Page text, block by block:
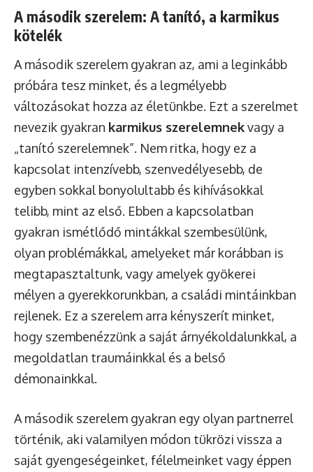
A második szerelem: A tanító, a karmikus
kötelék
A második szerelem gyakran az, ami a leginkább
próbára tesz minket, és a legmélyebb
változásokat hozza az életünkbe. Ezt a szerelmet
nevezik gyakran karmikus szerelemnekvagy a
„tanító szerelemnek”. Nem ritka, hogy ez a
kapcsolat intenzívebb, szenvedélyesebb, de
egyben sokkal bonyolultabb és kihívásokkal
telibb, mint az első. Ebben a kapcsolatban
gyakran ismétlődő mintákkal szembesülünk,
olyan problémákkal, amelyeket már korábban is
megtapasztaltunk, vagy amelyek gyökerei
mélyen a gyerekkorunkban, a családi mintáinkban
rejlenek. Ez a szerelem arra kényszerít minket,
hogy szembenézzünk a saját árnyékoldalunkkal, a
megoldatlan traumáinkkal és a belső
démonainkkal.
A második szerelem gyakran egy olyan partnerrel
történik, aki valamilyen módon tükrözi vissza a
saját gyengeségeinket, félelmeinket vagy éppen